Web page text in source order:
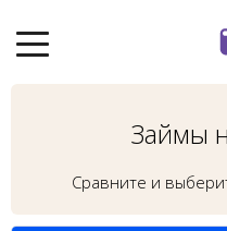
Займы
Сравните и